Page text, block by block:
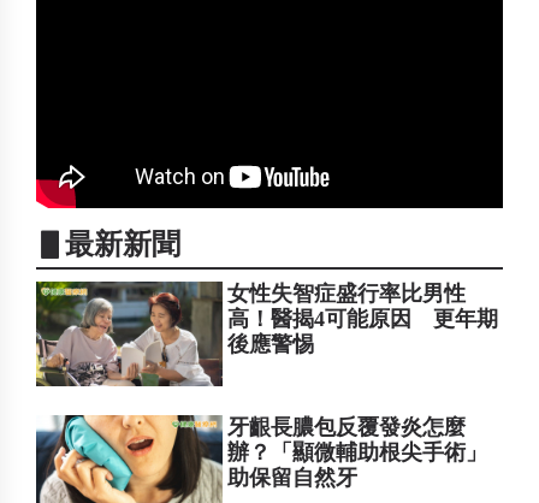
▋最新新聞
女性失智症盛行率比男性
高！醫揭4可能原因 更年期
後應警惕
牙齦長膿包反覆發炎怎麼
辦？「顯微輔助根尖手術」
助保留自然牙